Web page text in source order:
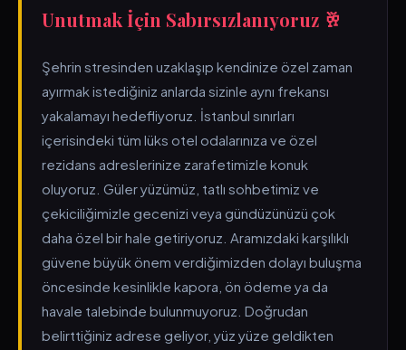
Unutmak İçin Sabırsızlanıyoruz 🥂
Şehrin stresinden uzaklaşıp kendinize özel zaman
ayırmak istediğiniz anlarda sizinle aynı frekansı
yakalamayı hedefliyoruz. İstanbul sınırları
içerisindeki tüm lüks otel odalarınıza ve özel
rezidans adreslerinize zarafetimizle konuk
oluyoruz. Güler yüzümüz, tatlı sohbetimiz ve
çekiciliğimizle gecenizi veya gündüzünüzü çok
daha özel bir hale getiriyoruz. Aramızdaki karşılıklı
güvene büyük önem verdiğimizden dolayı buluşma
öncesinde kesinlikle kapora, ön ödeme ya da
havale talebinde bulunmuyoruz. Doğrudan
belirttiğiniz adrese geliyor, yüz yüze geldikten